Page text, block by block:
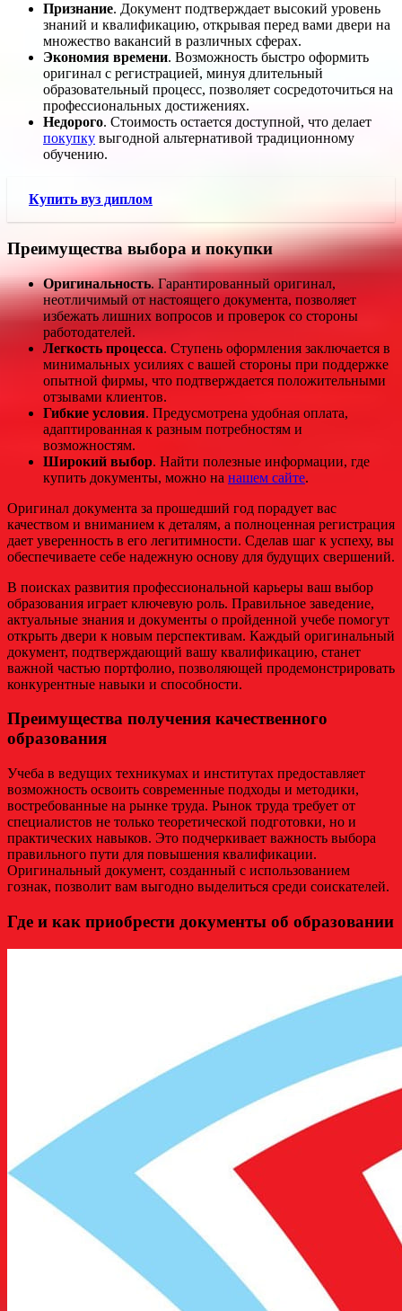
Признание. Документ подтверждает высокий уровень
знаний и квалификацию, открывая перед вами двери на
множество вакансий в различных сферах.
Экономия времени. Возможность быстро оформить
оригинал с регистрацией, минуя длительный
образовательный процесс, позволяет сосредоточиться на
профессиональных достижениях.
Недорого. Стоимость остается доступной, что делает
покупку выгодной альтернативой традиционному
обучению.
Купить вуз диплом
Преимущества выбора и покупки
Оригинальность. Гарантированный оригинал,
неотличимый от настоящего документа, позволяет
избежать лишних вопросов и проверок со стороны
работодателей.
Легкость процесса. Ступень оформления заключается в
минимальных усилиях с вашей стороны при поддержке
опытной фирмы, что подтверждается положительными
отзывами клиентов.
Гибкие условия. Предусмотрена удобная оплата,
адаптированная к разным потребностям и
возможностям.
Широкий выбор. Найти полезные информации, где
купить документы, можно на нашем сайте.
Оригинал документа за прошедший год порадует вас
качеством и вниманием к деталям, а полноценная регистрация
дает уверенность в его легитимности. Сделав шаг к успеху, вы
обеспечиваете себе надежную основу для будущих свершений.
В поисках развития профессиональной карьеры ваш выбор
образования играет ключевую роль. Правильное заведение,
актуальные знания и документы о пройденной учебе помогут
открыть двери к новым перспективам. Каждый оригинальный
документ, подтверждающий вашу квалификацию, станет
важной частью портфолио, позволяющей продемонстрировать
конкурентные навыки и способности.
Преимущества получения качественного
образования
Учеба в ведущих техникумах и институтах предоставляет
возможность освоить современные подходы и методики,
востребованные на рынке труда. Рынок труда требует от
специалистов не только теоретической подготовки, но и
практических навыков. Это подчеркивает важность выбора
правильного пути для повышения квалификации.
Оригинальный документ, созданный с использованием
гознак, позволит вам выгодно выделиться среди соискателей.
Где и как приобрести документы об образовании